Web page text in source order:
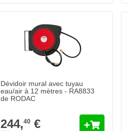
Dévidoir mural avec tuyau
eau/air à 12 mètres - RA8833
de RODAC
244,40 €